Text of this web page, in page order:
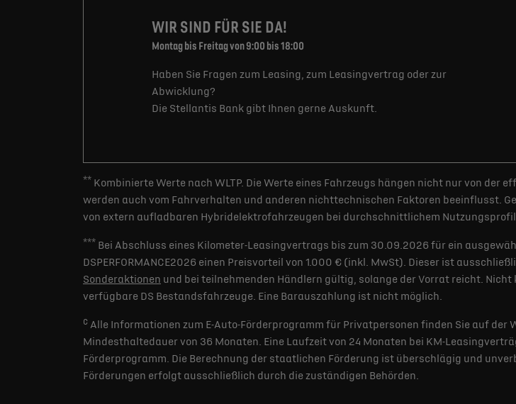
WIR SIND FÜR SIE DA!
Montag bis Freitag von 9:00 bis 18:00
Haben Sie Fragen zum Leasing, zum Leasingvertrag oder zur
Abwicklung?
Die Stellantis Bank gibt Ihnen gerne Auskunft.
** Kombinierte Werte nach WLTP. Die Werte eines Fahrzeugs hängen nicht nur von
werden auch vom Fahrverhalten und anderen nichttechnischen Faktoren beeinflusst.
von extern aufladbaren Hybridelektrofahrzeugen bei durchschnittlichem
*** Bei Abschluss eines Kilometer-Leasingvertrags bis zum 30.09.2026 für ein
DSPERFORMANCE2026 einen Preisvorteil von 1.000 € (inkl. MwSt). Dieser ist
Sonderaktionen und bei teilnehmenden Händlern gültig, solange der Vorrat reicht.
verfügbare DS Bestandsfahrzeuge. Eine Barauszahlung ist nicht möglich.
c Alle Informationen zum E-Auto-Förderprogramm für Privatpersonen finden Sie auf der
Mindesthaltedauer von 36 Monaten. Eine Laufzeit von 24 Monaten bei KM-
Förderprogramm. Die Berechnung der staatlichen Förderung ist überschlägig und
Förderungen erfolgt ausschließlich durch die zuständigen Behörden.